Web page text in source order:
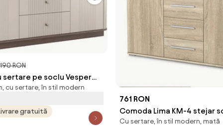
RON
sertare pe soclu Vesper
/ nuc / mânere aurii
cu sertare, în stil modern
gratuită
761 RON
Comoda Lima KM-4 stejar
Cu sertare, în stil modern, mată